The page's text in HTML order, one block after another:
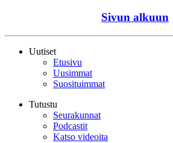
Sivun alkuun
Uutiset
Etusivu
Uusimmat
Suosituimmat
Tutustu
Seurakunnat
Podcastit
Katso videoita